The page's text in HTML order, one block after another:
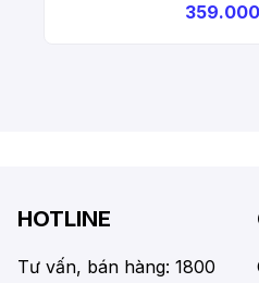
HOTLINE
Tư vấn, bán hàng: 1800